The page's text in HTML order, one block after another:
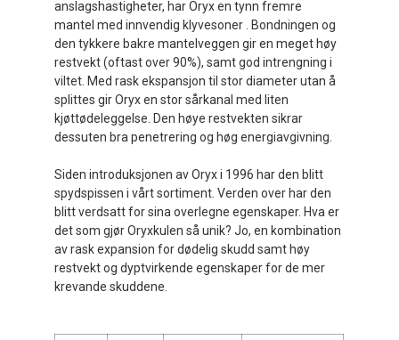
anslagshastigheter, har Oryx en tynn fremre
mantel med innvendig klyvesoner . Bondningen og
den tykkere bakre mantelveggen gir en meget høy
restvekt (oftast over 90%), samt god intrengning i
viltet. Med rask ekspansjon til stor diameter utan å
splittes gir Oryx en stor sårkanal med liten
kjøttødeleggelse. Den høye restvekten sikrar
dessuten bra penetrering og høg energiavgivning.
Siden introduksjonen av Oryx i 1996 har den blitt
spydspissen i vårt sortiment. Verden over har den
blitt verdsatt for sina overlegne egenskaper. Hva er
det som gjør Oryxkulen så unik? Jo, en kombination
av rask expansion for dødelig skudd samt høy
restvekt og dyptvirkende egenskaper for de mer
krevande skuddene.